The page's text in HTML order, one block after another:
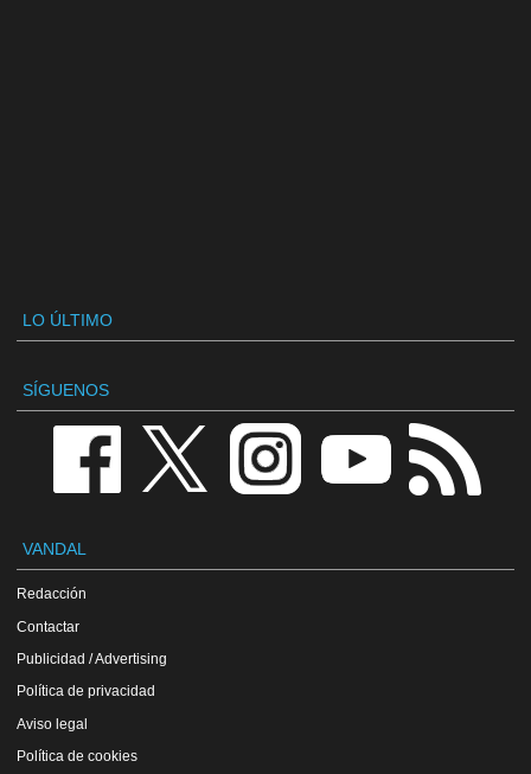
LO ÚLTIMO
SÍGUENOS
VANDAL
Redacción
Contactar
Publicidad / Advertising
Política de privacidad
Aviso legal
Política de cookies